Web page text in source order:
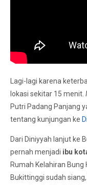
Lagi-lagi karena
lokasi sekitar 15 menit.
Putri Padang Panjang
tentang kunjungan ke
Dari Diniyyah lanjut ke
pernah menjadi ibu
Rumah Kelahiran Bung
Bukittinggi sudah